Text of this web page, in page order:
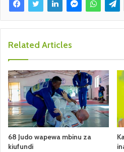
Related Articles
68 Judo wapewa mbinu za
kiufundi